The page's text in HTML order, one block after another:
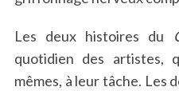
Les deux histoires du
quotidien des artistes,
mêmes, à leur tâche. Les